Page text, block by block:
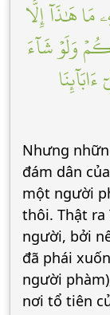
مَا هَٰذَآ إِلَّا
وَلَوۡ شَآءَ
Nhưng
đám dân
một người
thôi. Thật ra
người, bởi
đã phái
người
nơi tổ tiên